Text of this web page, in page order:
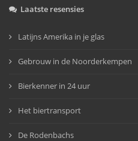
Laatste resensies
Latijns Amerika in je glas
Gebrouw in de Noorderkempen
Bierkenner in 24 uur
Het biertransport
De Rodenbachs